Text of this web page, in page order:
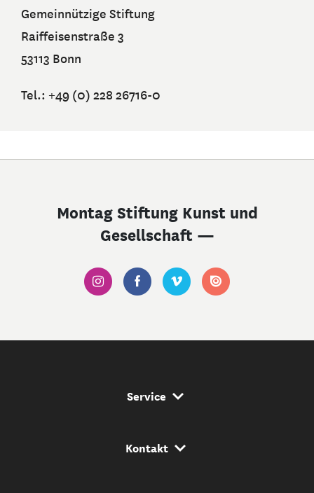
Gemeinnützige Stiftung
Raiffeisenstraße 3
53113 Bonn
Tel.: +49 (0) 228 26716-0
Montag Stiftung Kunst und
Gesellschaft —
Service Navigation
Service
Kontakt Navigation
Kontakt